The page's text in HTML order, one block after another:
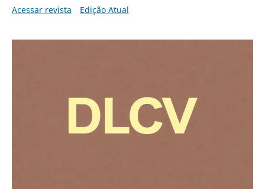
Acessar revista
Edição Atual